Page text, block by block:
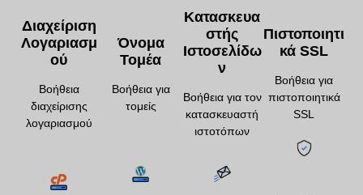
Διαχείριση
Λογαριασμ
Ού
Βοήθεια
διαχείρισης
λογαριασμού
Όνομα
Τομέα
Βοήθεια για
τομείς
Κατασκευα
Στής
Ιστοσελίδω
Ν
Βοήθεια για τον
κατασκευαστή
ιστοτόπων
Πιστοποιητι
Κά SSL
Βοήθεια για
πιστοποιητικά
SSL